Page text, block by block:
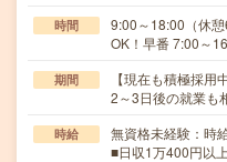
時間
9:00～18:00（休
OK！早番 7:00～
期間
【現在も積極採
2～3日後の就業も
時給
無資格未経験：
■日収1万400円以上